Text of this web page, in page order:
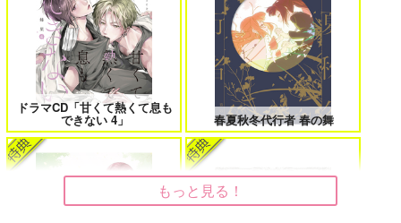
鬼上司・獄寺さんは暴かれたい。 6 恋してくれるな、マイバディ
みなと商事コインランドリー 7 光が死んだ夏 9
ドラマCD「甘くて熱くて息も
できない 4」 春夏秋冬代行者 春の舞
もっと見る！